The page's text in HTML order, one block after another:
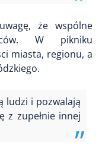
że wspólne
W pikniku
miasta, regionu, a
ludzi i pozwalają
z zupełnie innej